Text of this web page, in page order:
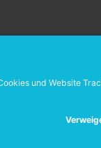
in unserem Händler-